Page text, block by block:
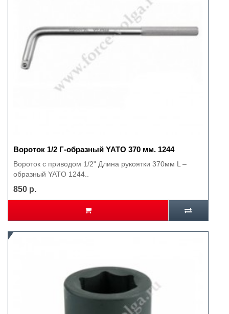
Вороток 1/2 Г-образный YATO 370 мм. 1244
Вороток с приводом 1/2" Длина рукоятки 370мм L –
образный YATO 1244..
850 р.